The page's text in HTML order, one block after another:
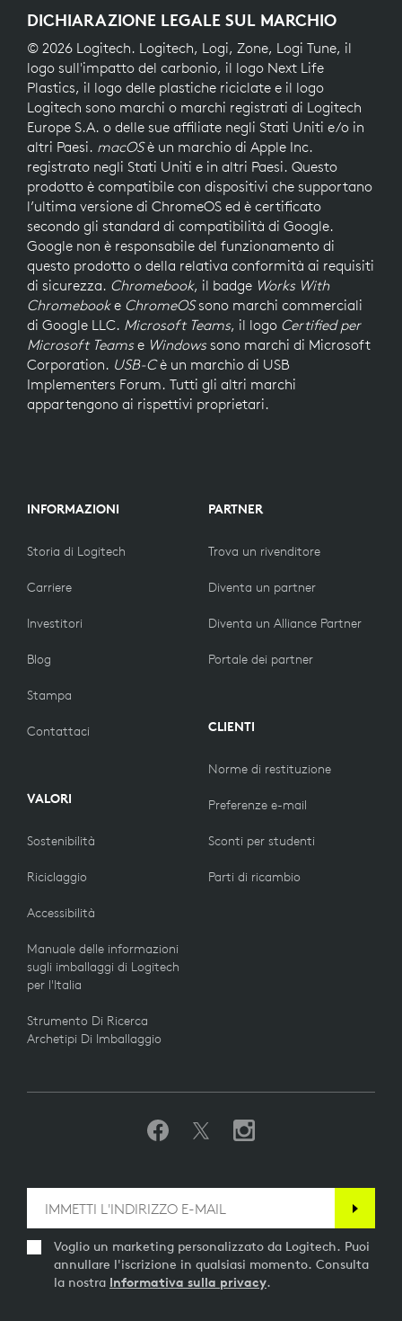
DICHIARAZIONE LEGALE SUL MARCHIO
© 2026 Logitech. Logitech, Logi, Zone, Logi Tune, il
logo sull'impatto del carbonio, il logo Next Life
Plastics, il logo delle plastiche riciclate e il logo
Logitech sono marchi o marchi registrati di Logitech
Europe S.A. o delle sue affiliate negli Stati Uniti e/o in
altri Paesi. macOSè un marchio di Apple Inc.
registrato negli Stati Uniti e in altri Paesi. Questo
prodotto è compatibile con dispositivi che supportano
l’ultima versione di ChromeOS ed è certificato
secondo gli standard di compatibilità di Google.
Google non è responsabile del funzionamento di
questo prodotto o della relativa conformità ai requisiti
di sicurezza. Chromebook, il badge Works With
Chromebooke ChromeOSsono marchi commerciali
di Google LLC. Microsoft Teams, il logo Certified per
Microsoft Teamse Windowssono marchi di Microsoft
Corporation. USB-Cè un marchio di USB
Implementers Forum. Tutti gli altri marchi
appartengono ai rispettivi proprietari.
INFORMAZIONI
Storia di Logitech
Carriere
Investitori
Blog
Stampa
Contattaci
VALORI
Sostenibilità
Riciclaggio
Accessibilità
Manuale delle informazioni
sugli imballaggi di Logitech
per l'Italia
Strumento Di Ricerca
Archetipi Di Imballaggio
PARTNER
Trova un rivenditore
Diventa un partner
Diventa un Alliance Partner
Portale dei partner
CLIENTI
Norme di restituzione
Preferenze e-mail
Sconti per studenti
Parti di ricambio
Voglio un marketing personalizzato da Logitech. Puoi
annullare l'iscrizione in qualsiasi momento. Consulta
la nostra Informativa sulla privacy.